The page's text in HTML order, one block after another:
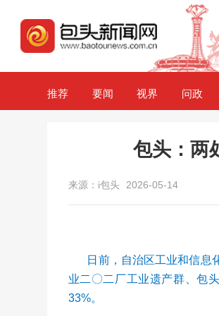
推荐 要闻 视界 问政
包头：两
来源：i包头 2026-05-14
日前，自治区工业和信息
业二〇二厂工业遗产群、包
33%。